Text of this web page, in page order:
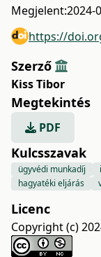
Megjelent:2024-
https://
Szerző
Kiss Tibor
Megtekintés
PDF
Kulcsszavak
ügyvédi munkadíj
hagyatéki eljárás
Licenc
Copyright (c)